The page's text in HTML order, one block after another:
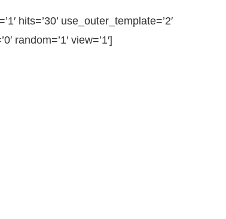
hits=’30’ use_outer_template=’2′
random=’1′ view=’1′]